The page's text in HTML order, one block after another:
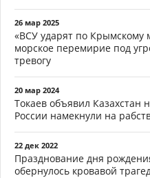
26 мар 2025
«ВСУ ударят по Крымскому
морское перемирие под
тревогу
20 мар 2024
Токаев объявил Казахстан
России намекнули на
22 дек 2022
Празднование дня
обернулось кровавой